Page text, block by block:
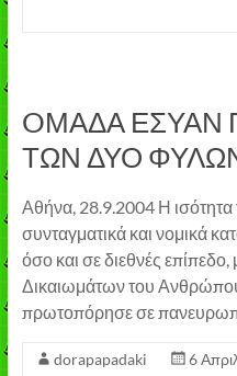
OΜΑΔΑ ΕΣΥΑΝ
ΤΩΝ ΔΥΟ
Αθήνα, 28.9.2004 Η
συνταγματικά και νομικά
όσο και σε διεθνές
Δικαιωμάτων του
πρωτοπόρησε σε
dorapapadaki 6